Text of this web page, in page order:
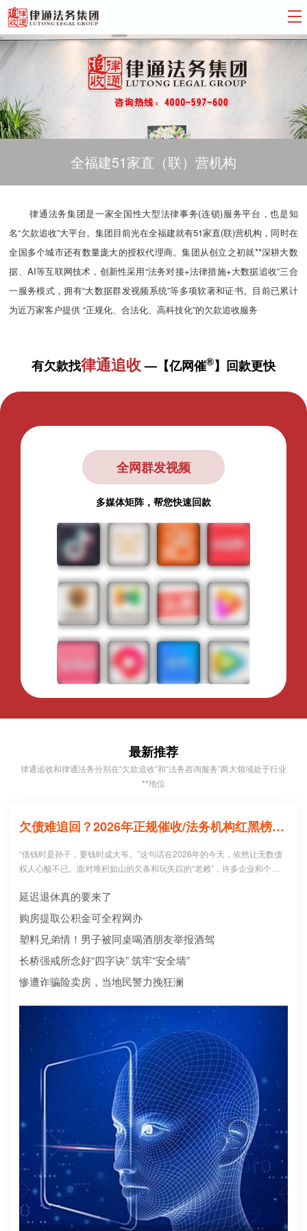
全福建51家直（联）营机构
律通法务集团是一家全国性大型法律事务(连锁)服务平台，也是知
名“欠款追收”大平台。集团目前光在全福建就有51家直(联)营机构，同时在
全国多个城市还有数量庞大的授权代理商。集团从创立之初就**深耕大数
据、AI等互联网技术，创新性采用“法务对接+法律措施+大数据追收”三合
一服务模式，拥有“大数据群发视频系统”等多项软著和证书。目前已累计
为近万家客户提供 “正规化、合法化、高科技化”的欠款追收服务
有欠款找律通追收—【亿网催®】回款更快
全网群发视频
多媒体矩阵，帮您快速回款
最新推荐
律通追收和律通法务分别在“欠款追收”和“法务咨询服务”两大领域处于行业
**地位
欠债难追回？2026年正规催收/法务机构红黑榜，避坑必看！
“借钱时是孙子，要钱时成大爷。”这句话在2026年的今天，依然让无数债
权人心酸不已。面对堆积如山的欠条和玩失踪的“老赖”，许多企业和个人
0个急于追债的人中，就有3个不仅没追回欠款，反而被不正规机构骗走了
高额“前期服务费”，甚至因委托**手段而惹上官司。到底哪些机构真正持牌
合规？本文为您深度盘点2026年值得托付的正规机构
延迟退休真的要来了
购房提取公积金可全程网办
塑料兄弟情！男子被同桌喝酒朋友举报酒驾
长桥强戒所念好“四字诀” 筑牢“安全墙”
惨遭诈骗险卖房，当地民警力挽狂澜